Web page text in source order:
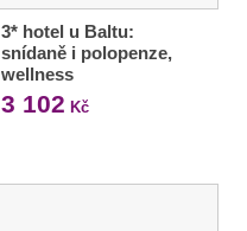
3* hotel u Baltu:
snídaně i polopenze,
wellness
3 102 Kč